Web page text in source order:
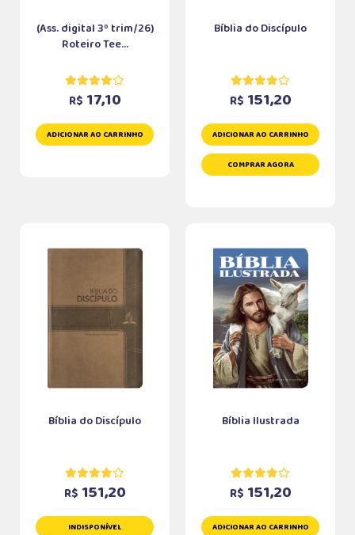
(Ass. digital 3º trim/26)
Roteiro Tee...
R$ 17,10
ADICIONAR AO CARRINHO
Bíblia do Discípulo
R$ 151,20
ADICIONAR AO CARRINHO
COMPRAR AGORA
Bíblia do Discípulo
R$ 151,20
INDISPONÍVEL
Bíblia Ilustrada
R$ 151,20
ADICIONAR AO CARRINHO